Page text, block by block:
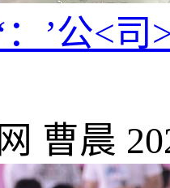
：’公<
曹晨